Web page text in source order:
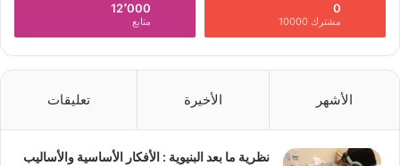
0
مشترك 10000
12٬000
متابع
الأشهر الأخيرة تعليقات
نظرية ما بعد البنيوية : الأفكار الأساسية والأساليب